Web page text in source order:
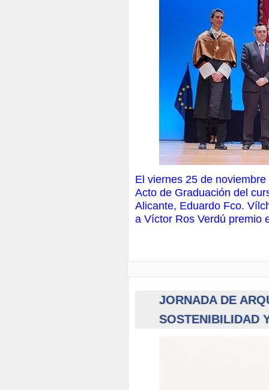
El viernes 25 de
Acto de Graduación del
Alicante, Eduardo Fco.
a Víctor Ros Verdú premio
JORNADA DE
SOSTENIBILIDAD